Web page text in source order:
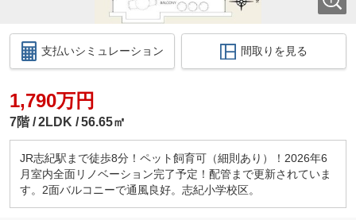
支払いシミュレーション 間取りを見る
1,790万円
7階 2LDK 56.65㎡
JR志紀駅まで徒歩8分！ペット飼育可（細則あり）！2026年6
月室内全面リノベーション完了予定！配管まで更新されていま
す。2面バルコニーで通風良好。志紀小学校区。